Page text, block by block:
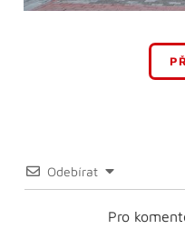
Odebírat
Pro